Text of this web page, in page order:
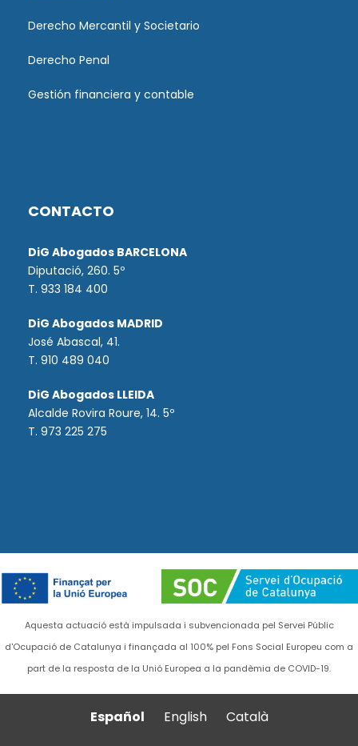
Derecho Mercantil y Societario
Derecho Penal
Gestión financiera y contable
CONTACTO
DiG Abogados BARCELONA
Diputació, 260. 5º
T. 933 184 400
DiG Abogados MADRID
José Abascal, 41.
T. 910 489 040
DiG Abogados LLEIDA
Alcalde Rovira Roure, 14. 5º
T. 973 225 275
Aquesta actuació està impulsada i subvencionada pel Servei Públic
d'Ocupació de Catalunya i finançada al 100% pel Fons Social Europeu com a
part de la resposta de la Unió Europea a la pandèmia de COVID-19.
Español English Català